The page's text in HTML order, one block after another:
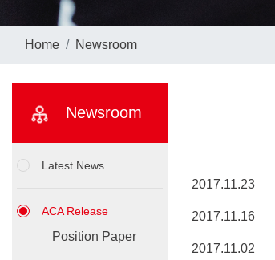
Home Newsroom
Newsroom
Latest News
ACA Release
Position Paper
2017.11.23
2017.11.16
2017.11.02